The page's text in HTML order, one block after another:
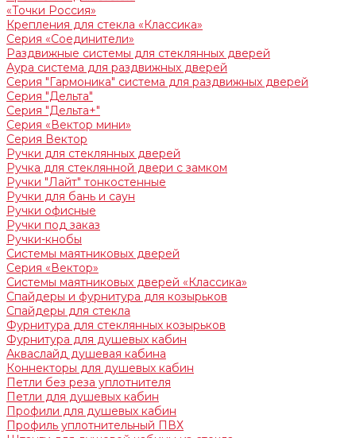
«Точки Россия»
Крепления для стекла «Классика»
Серия «Соединители»
Раздвижные системы для стеклянных дверей
Аура система для раздвижных дверей
Серия "Гармоника" система для раздвижных дверей
Серия "Дельта"
Серия "Дельта+"
Серия «Вектор мини»
Серия Вектор
Ручки для стеклянных дверей
Ручка для стеклянной двери с замком
Ручки "Лайт" тонкостенные
Ручки для бань и саун
Ручки офисные
Ручки под заказ
Ручки-кнобы
Системы маятниковых дверей
Серия «Вектор»
Системы маятниковых дверей «Классика»
Спайдеры и фурнитура для козырьков
Спайдеры для стекла
Фурнитура для стеклянных козырьков
Фурнитура для душевых кабин
Акваслайд душевая кабина
Коннекторы для душевых кабин
Петли без реза уплотнителя
Петли для душевых кабин
Профили для душевых кабин
Профиль уплотнительный ПВХ